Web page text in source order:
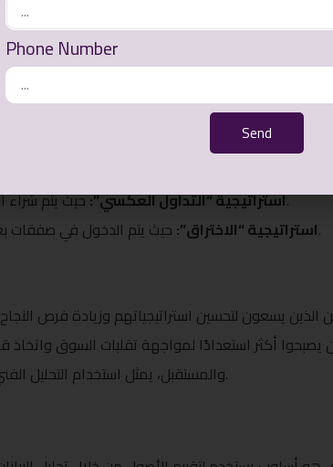
تجربة استراتيجيات مختلفة وتحليل النتائج لتحديد الأفضل لك.
استراتيجية “التداول العكسي”:حيث يتم شراء الأصول عندما تكون في حالة تشبع بيعي.
استراتيجية “الاختراق”:حيث يتم الدخول في صفقات بعد اختراق مستويات الدعم أو المقاومة.
الذين يسعون لتحسين استراتيجياتهم وزيادة فرص
أكثر استعدادًا لمواجهة تقلبات السوق واتخاذ
والمستقبل، يمثل استخدام التحليل الفني استثمارًا ذكيًا للمستثمرين الراغبين في النجاح.
Phone Number
Send